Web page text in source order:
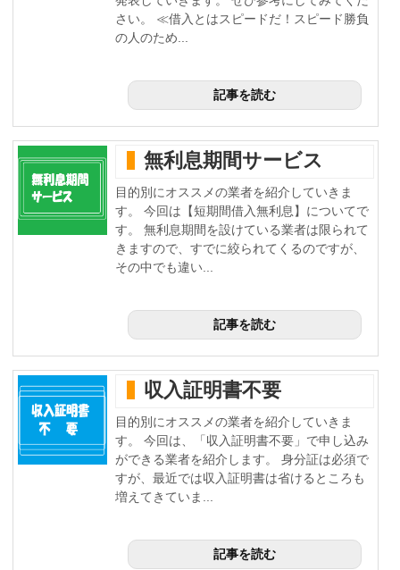
さい。 ≪借入とはスピードだ！スピード勝負
の人のため...
記事を読む
無利息期間サービス
目的別にオススメの業者を紹介していきま
す。 今回は【短期間借入無利息】についてで
す。 無利息期間を設けている業者は限られて
きますので、すでに絞られてくるのですが、
その中でも違い...
記事を読む
収入証明書不要
目的別にオススメの業者を紹介していきま
す。 今回は、「収入証明書不要」で申し込み
ができる業者を紹介します。 身分証は必須で
すが、最近では収入証明書は省けるところも
増えてきていま...
記事を読む